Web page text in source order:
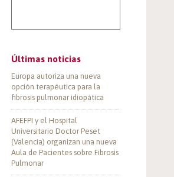
Últimas noticias
Europa autoriza una nueva
opción terapéutica para la
fibrosis pulmonar idiopática
AFEFPI y el Hospital
Universitario Doctor Peset
(Valencia) organizan una nueva
Aula de Pacientes sobre Fibrosis
Pulmonar